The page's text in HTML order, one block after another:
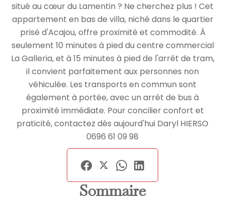
situé au cœur du Lamentin ? Ne cherchez plus ! Cet
appartement en bas de villa, niché dans le quartier
prisé d'Acajou, offre proximité et commodité. À
seulement 10 minutes à pied du centre commercial
La Galleria, et à 15 minutes à pied de l'arrêt de tram,
il convient parfaitement aux personnes non
véhiculée. Les transports en commun sont
également à portée, avec un arrêt de bus à
proximité immédiate. Pour concilier confort et
praticité, contactez dès aujourd'hui Daryl HIERSO
0696 61 09 98
Sommaire